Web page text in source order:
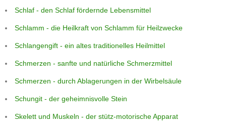
Schlaf - den Schlaf fördernde Lebensmittel
Schlamm - die Heilkraft von Schlamm für Heilzwecke
Schlangengift - ein altes traditionelles Heilmittel
Schmerzen - sanfte und natürliche Schmerzmittel
Schmerzen - durch Ablagerungen in der Wirbelsäule
Schungit - der geheimnisvolle Stein
Skelett und Muskeln - der stütz-motorische Apparat